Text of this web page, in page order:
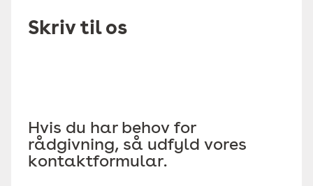
Skriv til os
Hvis du har behov for
rådgivning, så udfyld vores
kontaktformular.